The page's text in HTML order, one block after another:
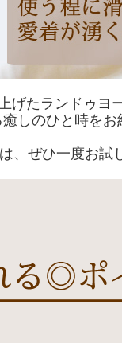
たランドゥヨ
しのひと時をお
、ぜひ一度お試